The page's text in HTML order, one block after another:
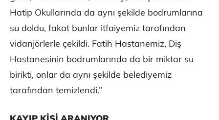
Hatip Okullarında da aynı şekilde bodrumlarına
su doldu, fakat bunlar itfaiyemiz tarafından
vidanjörlerle çekildi. Fatih Hastanemiz, Diş
Hastanesinin bodrumlarında da bir miktar su
birikti, onlar da aynı şekilde belediyemiz
tarafından temizlendi.”